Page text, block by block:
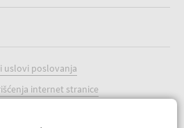
uslovi poslovanja
internet stranice